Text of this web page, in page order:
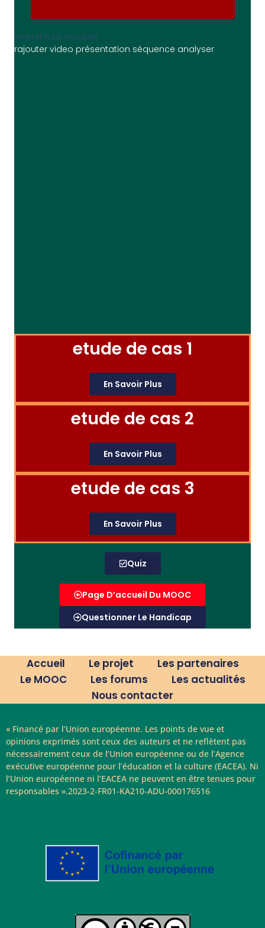
insérer tuto module
rajouter video présentation séquence analyser
etude de cas 1
En Savoir Plus
etude de cas 2
En Savoir Plus
etude de cas 3
En Savoir Plus
Quiz
Page D’accueil Du MOOC
Questionner Le Handicap
Accueil Le projet
Les partenaires
Le MOOC
Les forums
Les actualités
Nous contacter
« Financé par l’Union européenne. Les points de vue et
opinions exprimés sont ceux des auteurs et ne reflètent pas
nécessairement ceux de l’Union européenne ou de l’Agence
exécutive européenne pour l’éducation et la culture (EACEA). Ni
l’Union européenne ni l’EACEA ne peuvent en être tenues pour
responsables ».2023-2-FR01-KA210-ADU-000176516